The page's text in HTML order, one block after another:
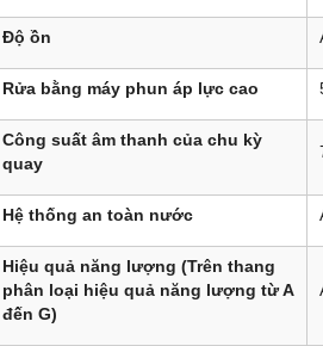
Độ ồn
Rửa bằng máy phun áp lực cao
Công suất âm thanh của chu kỳ
quay
Hệ thống an toàn nước
Hiệu quả năng lượng (Trên thang
phân loại hiệu quả năng lượng từ A
đến G)